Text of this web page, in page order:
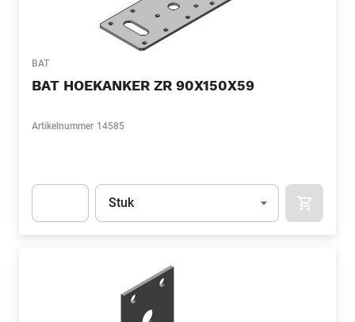
BAT
BAT HOEKANKER ZR 90X150X59
Artikelnummer 14585
Eenheid
Stuk